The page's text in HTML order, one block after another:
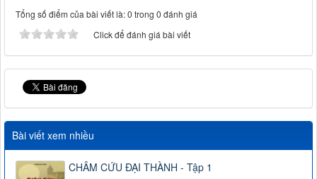
Tổng số điểm của bài viết là: 0 trong 0 đánh giá
Click để đánh giá bài viết
Bài viết xem nhiều
CHÂM CỨU ĐẠI THÀNH - Tập 1